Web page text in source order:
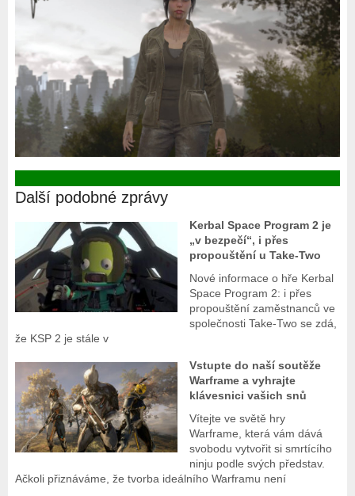
Další podobné zprávy
Kerbal Space Program 2 je
„v bezpečí“, i přes
propouštění u Take-Two
Nové informace o hře Kerbal
Space Program 2: i přes
propouštění zaměstnanců ve
společnosti Take-Two se zdá,
že KSP 2 je stále v
Vstupte do naší soutěže
Warframe a vyhrajte
klávesnici vašich snů
Vítejte ve světě hry
Warframe, která vám dává
svobodu vytvořit si smrtícího
ninju podle svých představ.
Ačkoli přiznáváme, že tvorba ideálního Warframu není